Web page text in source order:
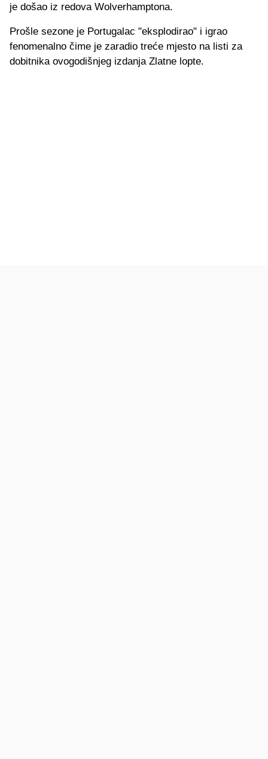
je došao iz redova Wolverhamptona.
Prošle sezone je Portugalac "eksplodirao" i igrao
fenomenalno čime je zaradio treće mjesto na listi za
dobitnika ovogodišnjeg izdanja Zlatne lopte.